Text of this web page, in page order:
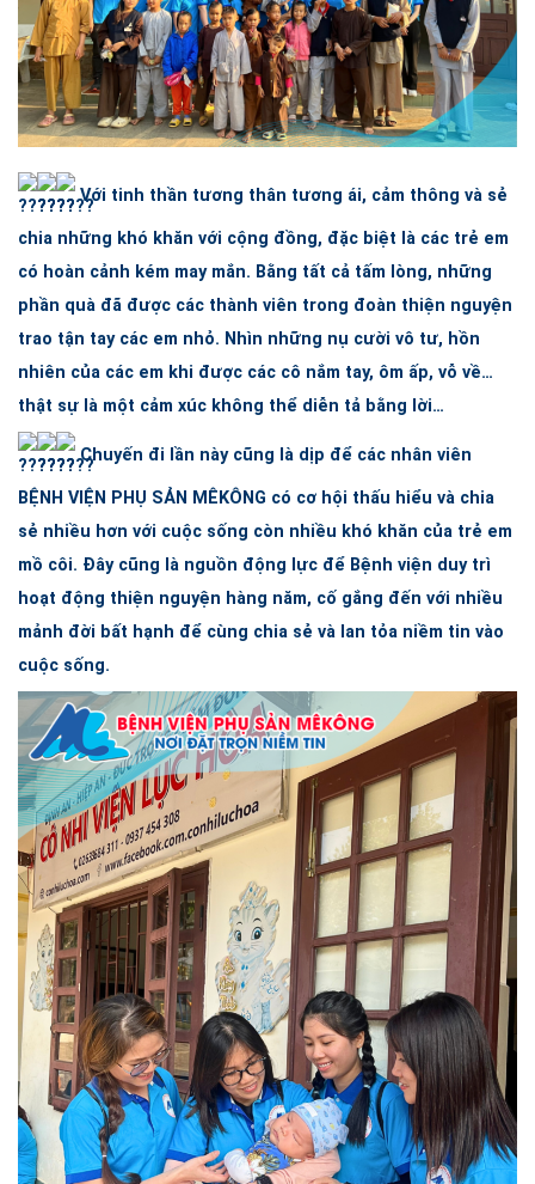
Với tinh thần tương thân tương ái, cảm thông và sẻ
chia những khó khăn với cộng đồng, đặc biệt là các trẻ em
có hoàn cảnh kém may mắn. Bằng tất cả tấm lòng, những
phần quà đã được các thành viên trong đoàn thiện nguyện
trao tận tay các em nhỏ. Nhìn những nụ cười vô tư, hồn
nhiên của các em khi được các cô nắm tay, ôm ấp, vỗ về…
thật sự là một cảm xúc không thể diễn tả bằng lời…
Chuyến đi lần này cũng là dịp để các nhân viên
BỆNH VIỆN PHỤ SẢN MÊKÔNG có cơ hội thấu hiểu và chia
sẻ nhiều hơn với cuộc sống còn nhiều khó khăn của trẻ em
mồ côi. Đây cũng là nguồn động lực để Bệnh viện duy trì
hoạt động thiện nguyện hàng năm, cố gắng đến với nhiều
mảnh đời bất hạnh để cùng chia sẻ và lan tỏa niềm tin vào
cuộc sống.